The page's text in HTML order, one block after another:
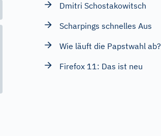
Dmitri Schostakowitsch
Scharpings schnelles Aus
Wie läuft die Papstwahl ab?
Firefox 11: Das ist neu